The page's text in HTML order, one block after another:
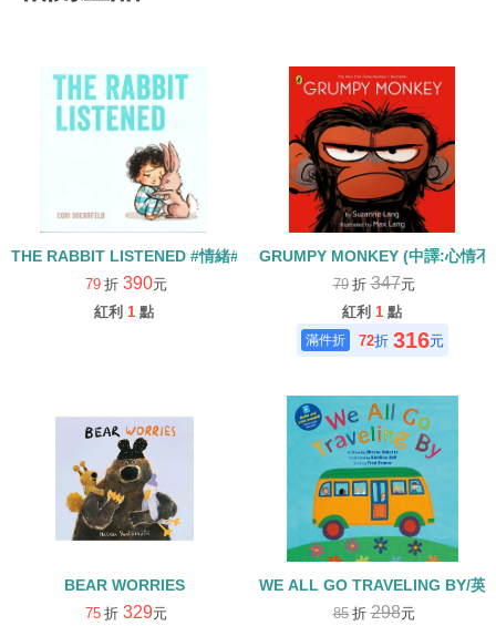
THE RABBIT LISTENED #情緒#友誼
79 折 390元
紅利 1 點
GRUMPY MONKEY (中譯:心情
79 折347元
紅利 1 點
72折 316元
BEAR WORRIES
75 折 329元
WE ALL GO TRAVELING BY/英
85 折298元